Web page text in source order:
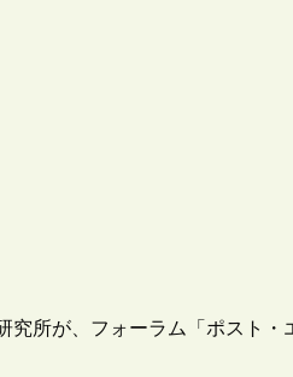
究所が、フォーラム「ポスト・